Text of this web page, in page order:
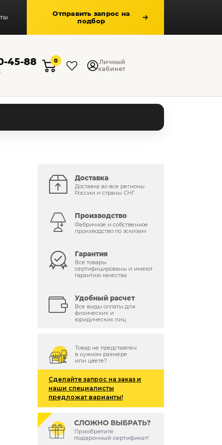
Отправить запрос на
подбор
45-88 0
Личный
кабинет
Доставка
Доставка во все регионы
России и страны СНГ
Производство
Фабричное и собственное
производство по эскизам
Гарантия
Все товары
сертифицированы и имеют
гарантию качества
Удобный расчет
Все виды оплаты для
физических и
юридических лиц
Товар не представлен
в нужном размере
или цвете?
Сделайте запрос на заказ и
наши специалисты
предложат варианты!